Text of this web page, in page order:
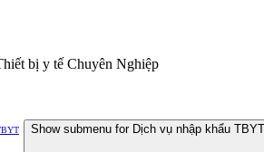
bị y tế Chuyên Nghiệp
Show submenu for Dịch vụ nhập khẩu TBYT